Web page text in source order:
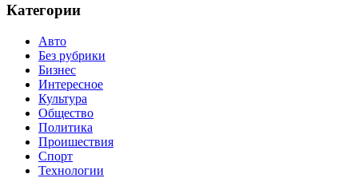
Категории
Авто
Без рубрики
Бизнес
Интересное
Культура
Общество
Политика
Проишествия
Спорт
Технологии